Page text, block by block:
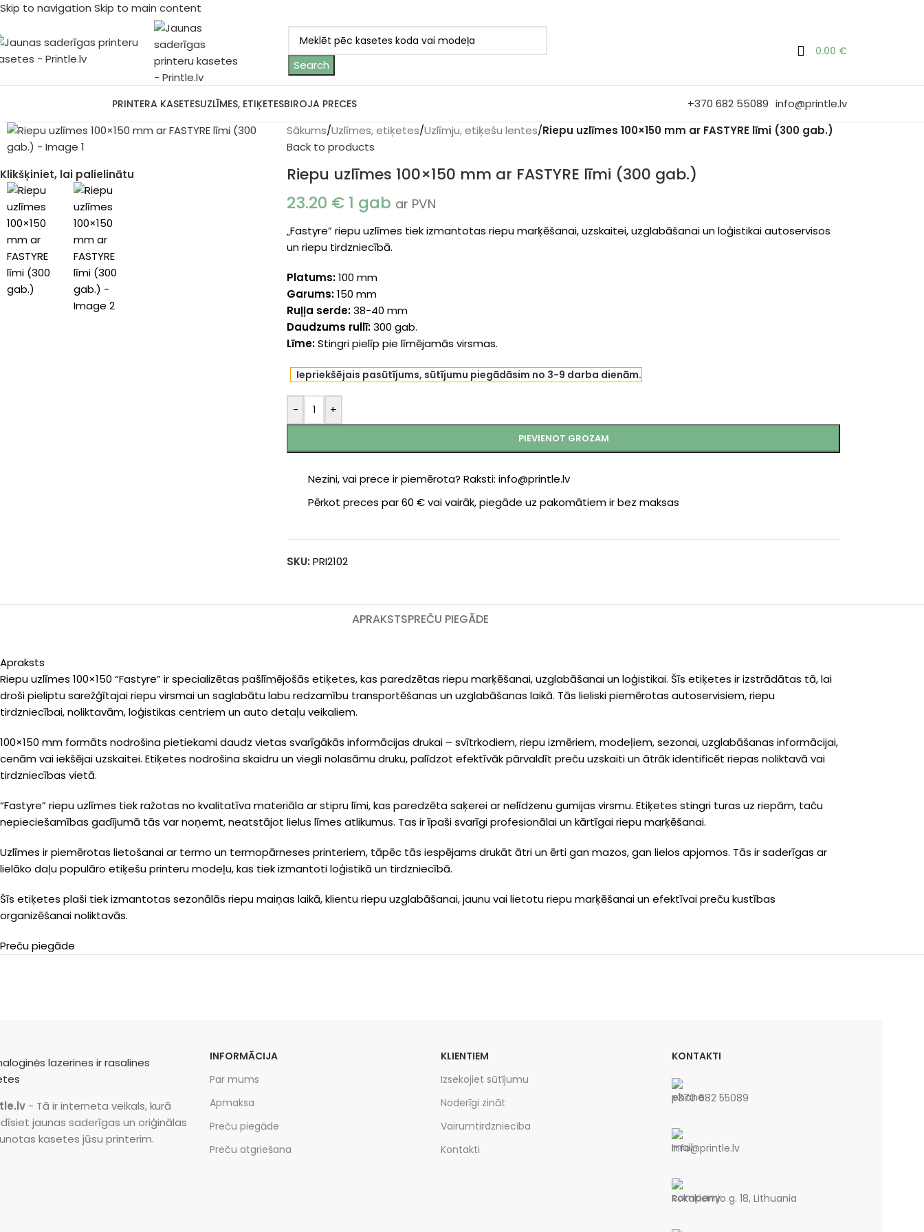
Skip to navigation Skip to main content
Search
0.00 €
PRINTERA KASETESUZLĪMES, ETIĶETESBIROJA PRECES +370 682 55089 info@printle.lv
Klikšķiniet, lai palielinātu
Sākums/Uzlīmes, etiķetes/Uzlīmju, etiķešu lentes/Riepu uzlīmes 100×150 mm ar FASTYRE līmi (300 gab.)
Back to products
Riepu uzlīmes 100×150 mm ar FASTYRE līmi (300 gab.)
23.20 € 1 gab ar PVN
„Fastyre” riepu uzlīmes tiek izmantotas riepu marķēšanai, uzskaitei, uzglabāšanai un loģistikai autoservisos
un riepu tirdzniecībā.
Platums:100 mm
Garums:150 mm
Ruļļa serde:38-40 mm
Daudzums rullī:300 gab.
Līme:Stingri pielīp pie līmējamās virsmas.
Iepriekšējais pasūtījums, sūtījumu piegādāsim no 3-9 darba dienām.
- +
PIEVIENOT GROZAM
Nezini, vai prece ir piemērota? Raksti: info@printle.lv
Pērkot preces par 60 € vai vairāk, piegāde uz pakomātiem ir bez maksas
SKU:PRI2102
APRAKSTSPREČU PIEGĀDE
Apraksts
Riepu uzlīmes 100×150 “Fastyre” ir specializētas pašlīmējošās etiķetes, kas paredzētas riepu marķēšanai, uzglabāšanai un loģistikai. Šīs etiķetes ir izstrādātas tā, lai
droši pieliptu sarežģītajai riepu virsmai un saglabātu labu redzamību transportēšanas un uzglabāšanas laikā. Tās lieliski piemērotas autoservisiem, riepu
tirdzniecībai, noliktavām, loģistikas centriem un auto detaļu veikaliem.
100×150 mm formāts nodrošina pietiekami daudz vietas svarīgākās informācijas drukai – svītrkodiem, riepu izmēriem, modeļiem, sezonai, uzglabāšanas informācijai,
cenām vai iekšējai uzskaitei. Etiķetes nodrošina skaidru un viegli nolasāmu druku, palīdzot efektīvāk pārvaldīt preču uzskaiti un ātrāk identificēt riepas noliktavā vai
tirdzniecības vietā.
“Fastyre” riepu uzlīmes tiek ražotas no kvalitatīva materiāla ar stipru līmi, kas paredzēta saķerei ar nelīdzenu gumijas virsmu. Etiķetes stingri turas uz riepām, taču
nepieciešamības gadījumā tās var noņemt, neatstājot lielus līmes atlikumus. Tas ir īpaši svarīgi profesionālai un kārtīgai riepu marķēšanai.
Uzlīmes ir piemērotas lietošanai ar termo un termopārneses printeriem, tāpēc tās iespējams drukāt ātri un ērti gan mazos, gan lielos apjomos. Tās ir saderīgas ar
lielāko daļu populāro etiķešu printeru modeļu, kas tiek izmantoti loģistikā un tirdzniecībā.
Šīs etiķetes plaši tiek izmantotas sezonālās riepu maiņas laikā, klientu riepu uzglabāšanai, jaunu vai lietotu riepu marķēšanai un efektīvai preču kustības
organizēšanai noliktavās.
Preču piegāde
- Tā ir interneta veikals, kurā
jaunas saderīgas un oriģinālas
kasetes jūsu printerim.
INFORMĀCIJA
Par mums
Apmaksa
Preču piegāde
Preču atgriešana
KLIENTIEM
Izsekojiet sūtījumu
Noderīgi zināt
Vairumtirdzniecība
Kontakti
KONTAKTI
+370 682 55089
info@printle.lv
Rokakiemio g. 18, Lithuania